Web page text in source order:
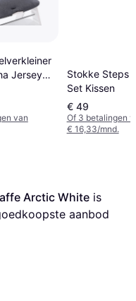
Jersey
van
Stokke Steps
Set Kissen
€ 49
Of 3 betalingen
€ 16,33/mnd.
Arctic White
aanbod